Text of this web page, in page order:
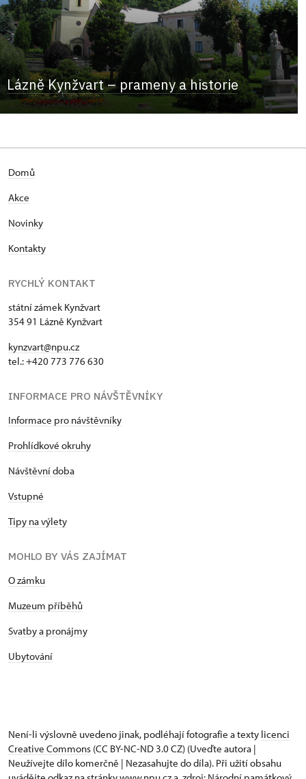
Lázně Kynžvart – prameny a historie
Domů
Akce
Novinky
Kontakty
RYCHLÝ KONTAKT
státní zámek Kynžvart
354 91 Lázně Kynžvart
kynzvart@npu.cz
tel.: +420 773 776 630
INFORMACE PRO NÁVŠTĚVNÍKY
Informace pro návštěvníky
Prohlídkové okruhy
Návštěvní doba
Vstupné
Tipy na výlety
MOHLO BY VÁS ZAJÍMAT
O zámku
Muzeum příběhů
Svatby a pronájmy
Ubytování
Není-li výslovně uvedeno jinak, podléhají fotografie a texty licenci
Creative Commons (CC BY-NC-ND 3.0 CZ) (Uveďte autora |
Neužívejte dílo komerčně | Nezasahujte do díla). Při užití obsahu